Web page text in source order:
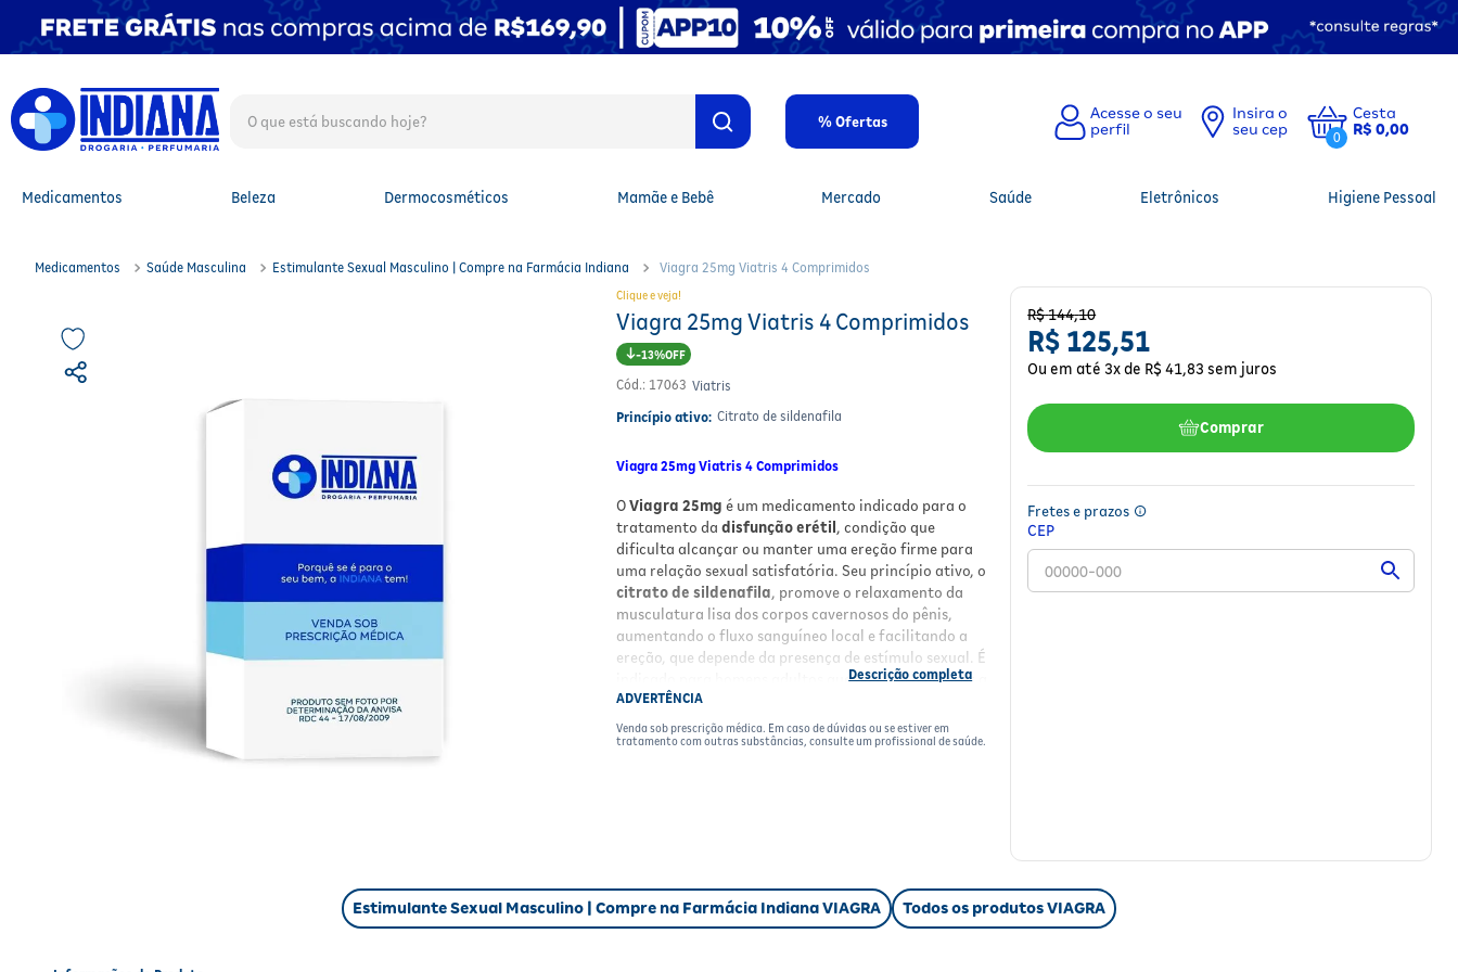
% Ofertas
Insira o
seu cep
0
Cesta
R$ 0,00
Medicamentos Beleza Dermocosméticos Mamãe e Bebê Mercado Saúde Eletrônicos Higiene Pessoal
Medicamentos Saúde Masculina Estimulante Sexual Masculino | Compre na Farmácia Indiana Viagra 25mg Viatris 4 Comprimidos
Clique e veja!
Viagra 25mg Viatris 4 Comprimidos
13%
Cód.: 17063 Viatris
Princípio ativo: Citrato de sildenafila
Viagra 25mg Viatris 4 Comprimidos
OViagra 25mg é um medicamento indicado para o
tratamento dadisfunção erétil , condição que
dificulta alcançar ou manter uma ereção firme para
uma relação sexual satisfatória. Seu princípio ativo, o
citrato de sildenafila, promove o relaxamento da
musculatura lisa dos corpos cavernosos do pênis,
aumentando o fluxo sanguíneo local e facilitando a
ereção, que depende da presença de estímulo sexual. É
indicado para homens adultos que buscam melhorar a
qualidade da vida sexual.
Benefícios
Melhora a qualidade da relação sexuale
satisfação.
ADVERTÊNCIA
Venda sob prescrição médica. Em caso de dúvidas ou se estiver em
tratamento com outras substâncias, consulte um profissional de saúde.
R$144,10
R$ 125,51
Ou em até 3x de R$ 41,83 sem juros
Comprar
Fretes e prazos
CEP
Estimulante Sexual Masculino | Compre na Farmácia Indiana VIAGRA Todos os produtos VIAGRA
TERMOS MAIS BUSCADOS
1º
fralda
fralda xg